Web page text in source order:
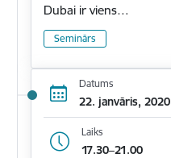
Dubai ir viens…
Seminārs
Datums
22. janvāris, 2020
Laiks
17.30–21.00